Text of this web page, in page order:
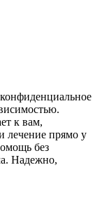
к вам,
лечение прямо у
без
Надежно,